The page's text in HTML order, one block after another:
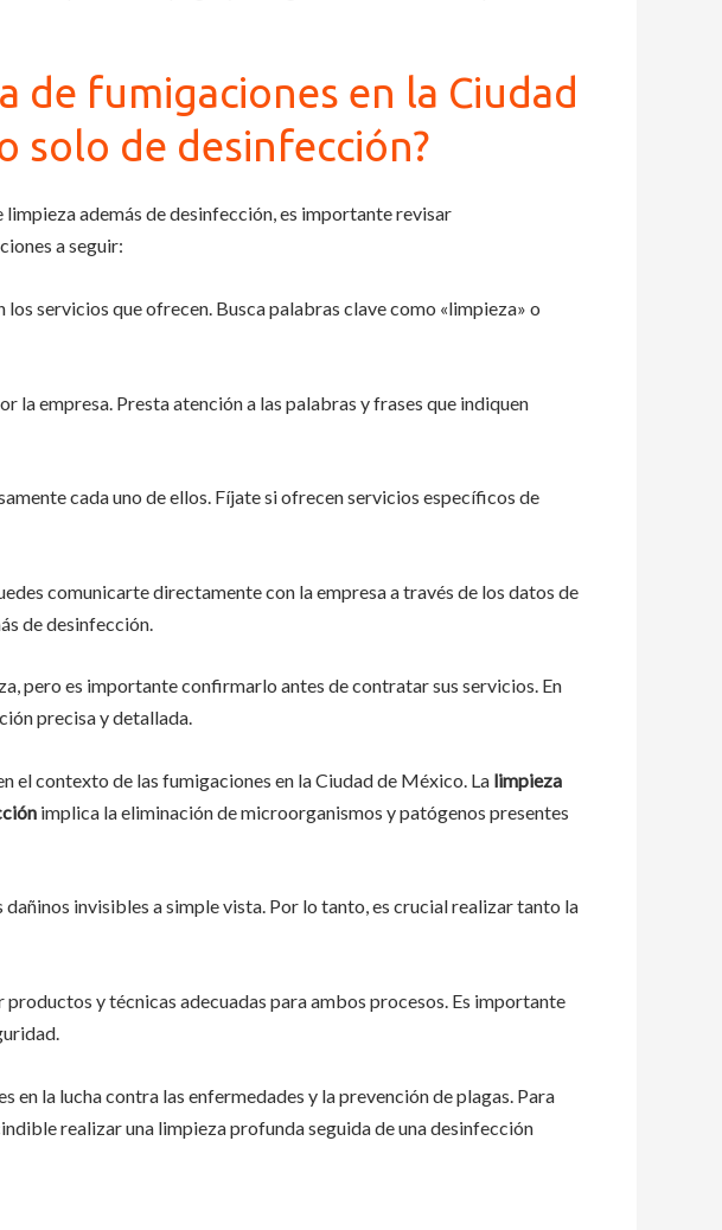
de fumigaciones en la Ciudad
solo de desinfección?
además de desinfección, es importante revisar
a seguir:
servicios que ofrecen. Busca palabras clave como «limpieza» o
empresa. Presta atención a las palabras y frases que indiquen
cada uno de ellos. Fíjate si ofrecen servicios específicos de
comunicarte directamente con la empresa a través de los datos de
de desinfección.
pero es importante confirmarlo antes de contratar sus servicios. En
precisa y detallada.
el contexto de las fumigaciones en la Ciudad de México. La limpieza
implica la eliminación de microorganismos y patógenos presentes
invisibles a simple vista. Por lo tanto, es crucial realizar tanto la
y técnicas adecuadas para ambos procesos. Es importante
en la lucha contra las enfermedades y la prevención de plagas. Para
realizar una limpieza profunda seguida de una desinfección